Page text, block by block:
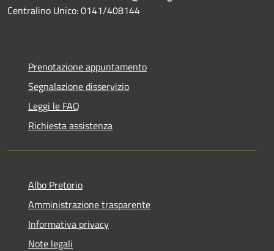
Centralino Unico: 0141/408144
Prenotazione appuntamento
Segnalazione disservizio
Leggi le FAQ
Richiesta assistenza
Albo Pretorio
Amministrazione trasparente
Informativa privacy
Note legali